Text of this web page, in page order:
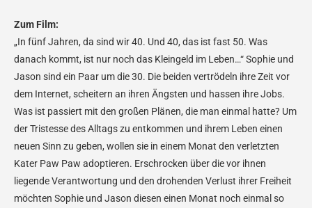
Zum Film:
„In fünf Jahren, da sind wir 40. Und 40, das ist fast 50. Was
danach kommt, ist nur noch das Kleingeld im Leben…“ Sophie und
Jason sind ein Paar um die 30. Die beiden vertrödeln ihre Zeit vor
dem Internet, scheitern an ihren Ängsten und hassen ihre Jobs.
Was ist passiert mit den großen Plänen, die man einmal hatte? Um
der Tristesse des Alltags zu entkommen und ihrem Leben einen
neuen Sinn zu geben, wollen sie in einem Monat den verletzten
Kater Paw Paw adoptieren. Erschrocken über die vor ihnen
liegende Verantwortung und den drohenden Verlust ihrer Freiheit
möchten Sophie und Jason diesen einen Monat noch einmal so